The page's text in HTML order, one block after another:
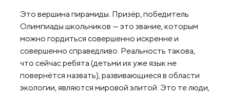
Это вершина пирамиды. Призёр, победитель
Олимпиады школьников — это звание, которым
можно гордиться совершенно искренне и
совершенно справедливо. Реальность такова,
что сейчас ребята (детьми их уже язык не
повернётся назвать), развивающиеся в области
экологии, являются мировой элитой. Это те люди,